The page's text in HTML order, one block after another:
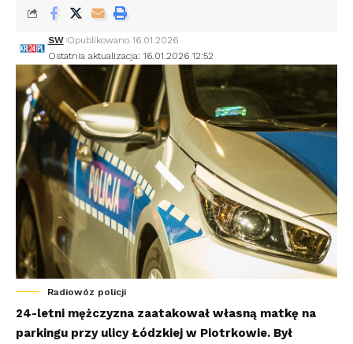
Ostatnia aktualizacja: 16.01.2026 12:52
SW Opublikowano 16.01.2026
Radiowóz policji
24-letni mężczyzna zaatakował własną matkę na
parkingu przy ulicy Łódzkiej w Piotrkowie. Był